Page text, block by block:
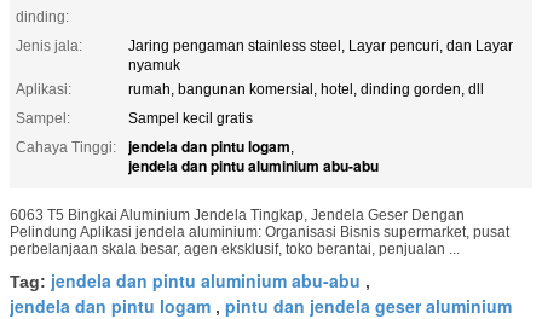
dinding:
Jenis jala:
Jaring pengaman stainless steel, Layar pencuri, dan Layar
nyamuk
Aplikasi:
rumah, bangunan komersial, hotel, dinding gorden, dll
Sampel:
Sampel kecil gratis
Cahaya Tinggi:
jendela dan pintu logam,
jendela dan pintu aluminium abu-abu
6063 T5 Bingkai Aluminium Jendela Tingkap, Jendela Geser Dengan
Pelindung Aplikasi jendela aluminium: Organisasi Bisnis supermarket, pusat
perbelanjaan skala besar, agen eksklusif, toko berantai, penjualan ...
Tag: jendela dan pintu aluminium abu-abu ,
jendela dan pintu logam , pintu dan jendela geser aluminium